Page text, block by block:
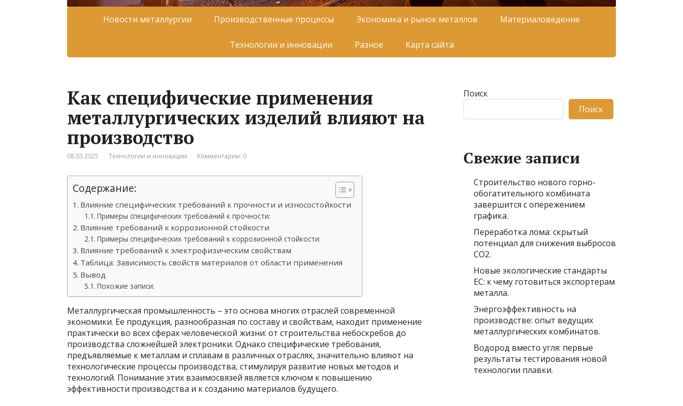
Новости металлургии Производственные процессы Экономика и рынок металлов Материаловедение
Технологии и инновации Разное Карта сайта
Как специфические применения
металлургических изделий влияют на
производство
08.03.2025 Технологии и инновации Комментарии: 0
Содержание:
Влияние специфических требований к прочности и износостойкости
Примеры специфических требований к прочности:
Влияние требований к коррозионной стойкости
Примеры специфических требований к коррозионной стойкости:
Влияние требований к электрофизическим свойствам
Таблица: Зависимость свойств материалов от области применения
Вывод
Похожие записи:
Металлургическая промышленность – это основа многих отраслей современной
экономики. Ее продукция, разнообразная по составу и свойствам, находит применение
практически во всех сферах человеческой жизни: от строительства небоскребов до
производства сложнейшей электроники. Однако специфические требования,
предъявляемые к металлам и сплавам в различных отраслях, значительно влияют на
технологические процессы производства, стимулируя развитие новых методов и
технологий. Понимание этих взаимосвязей является ключом к повышению
эффективности производства и к созданию материалов будущего.
Поиск
Поиск
Свежие записи
Строительство нового горно-
обогатительного комбината
завершится с опережением
графика.
Переработка лома: скрытый
потенциал для снижения выбросов
CO2.
Новые экологические стандарты
ЕС: к чему готовиться экспортерам
металла.
Энергоэффективность на
производстве: опыт ведущих
металлургических комбинатов.
Водород вместо угля: первые
результаты тестирования новой
технологии плавки.